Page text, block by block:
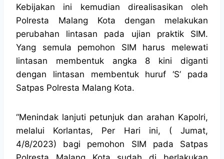
Kebijakan ini kemudian direalisasikan oleh
Polresta Malang Kota dengan melakukan
perubahan lintasan pada ujian praktik SIM.
Yang semula pemohon SIM harus melewati
lintasan membentuk angka 8 kini diganti
dengan lintasan membentuk huruf ‘S’ pada
Satpas Polresta Malang Kota.
“Menindak lanjuti petunjuk dan arahan Kapolri,
melalui Korlantas, Per Hari ini, ( Jumat,
4/8/2023) bagi pemohon SIM pada Satpas